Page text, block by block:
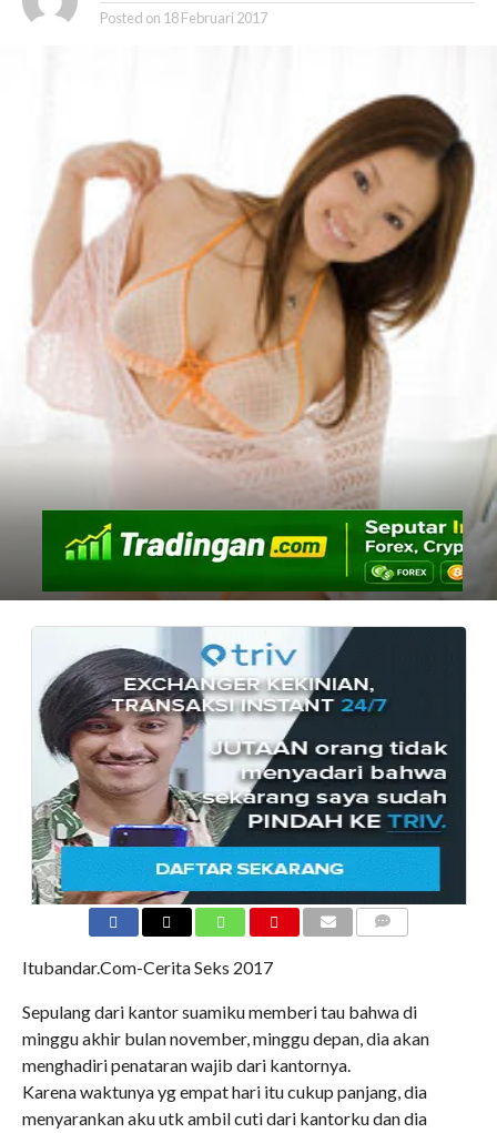
Posted on 18 Februari 2017
Itubandar.Com-Cerita Seks 2017
Sepulang dari kantor suamiku memberi tau bahwa di
minggu akhir bulan november, minggu depan, dia akan
menghadiri penataran wajib dari kantornya.
Karena waktunya yg empat hari itu cukup panjang, dia
menyarankan aku utk ambil cuti dari kantorku dan dia